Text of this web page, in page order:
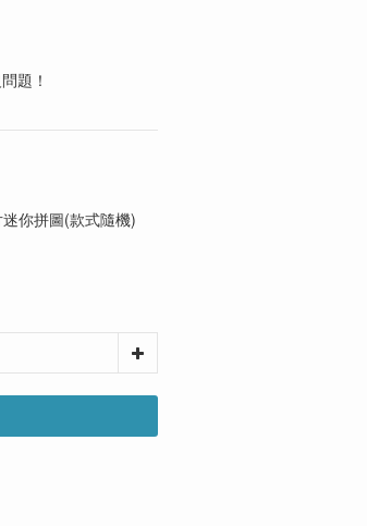
題！
你拼圖(款式隨機)